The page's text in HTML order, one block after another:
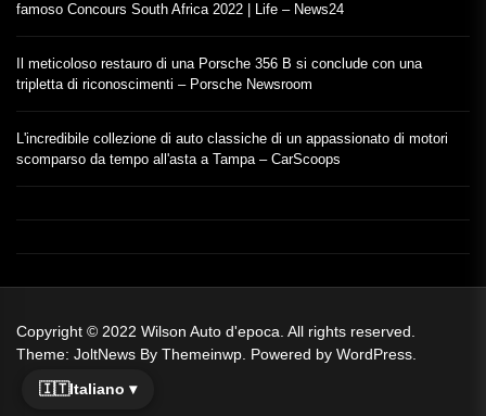
famoso Concours South Africa 2022 | Life – News24
Il meticoloso restauro di una Porsche 356 B si conclude con una
tripletta di riconoscimenti – Porsche Newsroom
L'incredibile collezione di auto classiche di un appassionato di motori
scomparso da tempo all'asta a Tampa – CarScoops
Copyright © 2022 Wilson Auto d'epoca. All rights reserved.
Theme: JoltNews By Themeinwp. Powered by WordPress.
🇮🇹Italiano ▾